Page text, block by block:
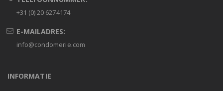
+31 (0) 20 6274174
E-MAILADRES:
info@condomerie.com
INFORMATIE